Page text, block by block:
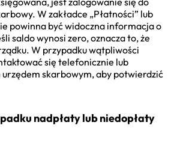
W zakładce „Płatności” lub
powinna być widoczna informacja o
saldo wynosi zero, oznacza to, że
W przypadku wątpliwości
się telefonicznie lub
urzędem skarbowym, aby potwierdzić
nadpłaty lub niedopłaty